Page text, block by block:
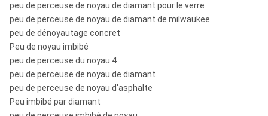
peu de perceuse de noyau de diamant pour le verre
peu de perceuse de noyau de diamant de milwaukee
peu de dénoyautage concret
Peu de noyau imbibé
peu de perceuse du noyau 4
peu de perceuse de noyau de diamant
peu de perceuse de noyau d'asphalte
Peu imbibé par diamant